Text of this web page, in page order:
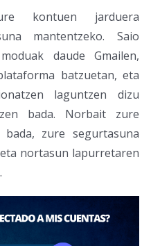
kontuen jarduera
mantentzeko. Saio
daude Gmailen,
batzuetan, eta
laguntzen dizu
bada. Norbait zure
zure segurtasuna
nortasun lapurretaren